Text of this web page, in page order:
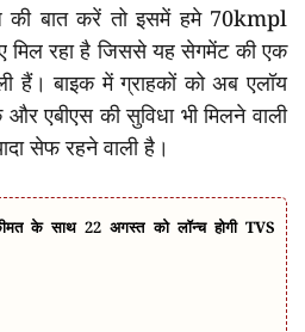
की बात करें तो इसमें हमे 70kmpl
रहा है जिससे यह सेगमेंट की एक
हैं। बाइक में ग्राहकों को अब एलॉय
एबीएस की सुविधा भी मिलने वाली
सेफ रहने वाली है।
के साथ 22 अगस्त को लॉन्च होगी TVS